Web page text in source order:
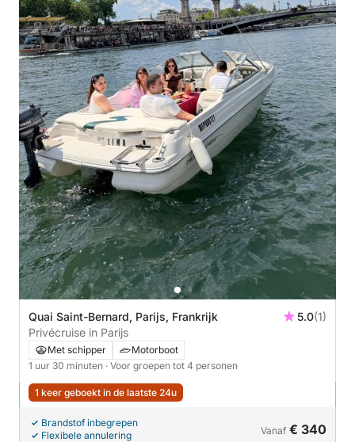
Quai Saint-Bernard, Parijs, Frankrijk 5.0(1)
Privécruise in Parijs
Met schipper
Motorboot
1 uur 30 minuten · Voor groepen tot 4 personen
1 keer geboekt in de laatste 24u
Brandstof inbegrepen
Flexibele annulering
Vanaf € 340